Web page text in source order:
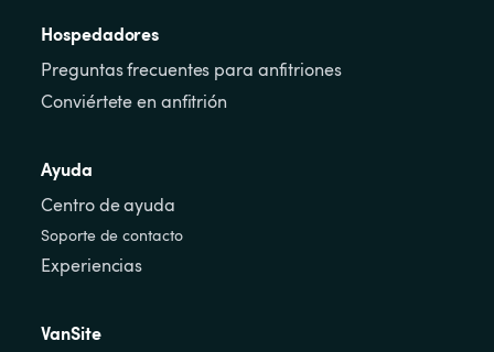
Hospedadores
Preguntas frecuentes para anfitriones
Conviértete en anfitrión
Ayuda
Centro de ayuda
Soporte de contacto
Experiencias
VanSite